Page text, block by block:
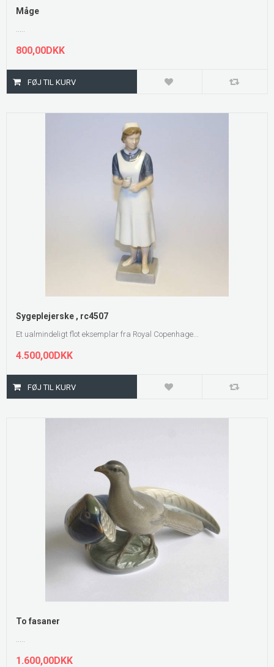
Måge
.....
800,00DKK
Sygeplejerske , rc4507
Et ualmindeligt flot eksemplar fra Royal Copenhage...
4.500,00DKK
To fasaner
.....
1.600,00DKK